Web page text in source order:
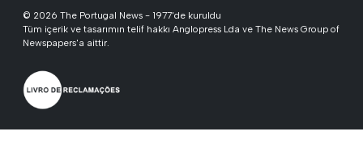
© 2026 The Portugal News - 1977'de kuruldu
Tüm içerik ve tasarımın telif hakkı Anglopress Lda ve The News Group of
Newspapers'a aittir.